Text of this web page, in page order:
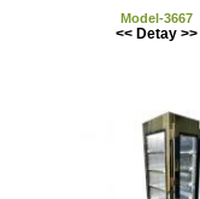
Model-3667
<< Detay >>